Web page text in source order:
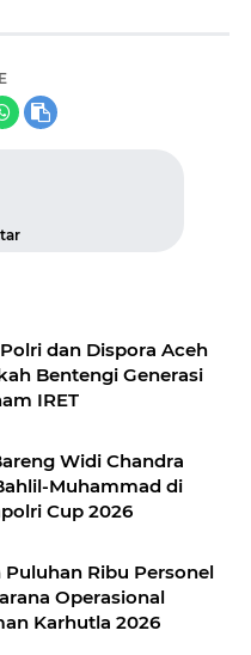
dan Dispora Aceh
Bentengi Generasi
IRET
Widi Chandra
Muhammad di
Cup 2026
Puluhan Ribu Personel
Operasional
Karhutla 2026